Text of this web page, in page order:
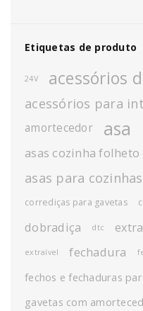
Etiquetas de produto
24V acessórios
acessórios para
amortecedor asa
asas cozinha
asas para cozinhas
corrediças para gavetas
dobradiça dtc
extraível fechadura
fechos e fechaduras
gavetas com